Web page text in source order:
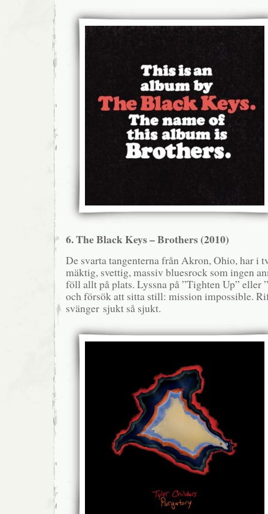
6. The Black Keys – Brothers (2010)
De svarta tangenterna från Akron, Ohio, har i
mäktig, svettig, massiv bluesrock som ingen
föll allt på plats. Lyssna på ”Tighten Up” eller
och försök att sitta still: mission impossible.
svänger sjukt så sjukt.